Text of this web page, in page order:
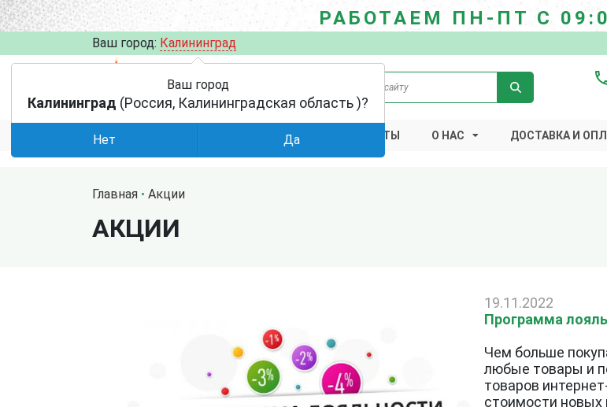
РАБОТАЕМ ПН-ПТ С
Ваш город: Калининград
УСЛОВИЯ РАБОТЫ О НАС ДОСТАВКА И
Главная Акции
АКЦИИ
19.11.2022
Программа
Чем больше
любые товары и
товаров
стоимости новых
Ваш город
Калининград (Россия, Калининградская область )?
Нет Да